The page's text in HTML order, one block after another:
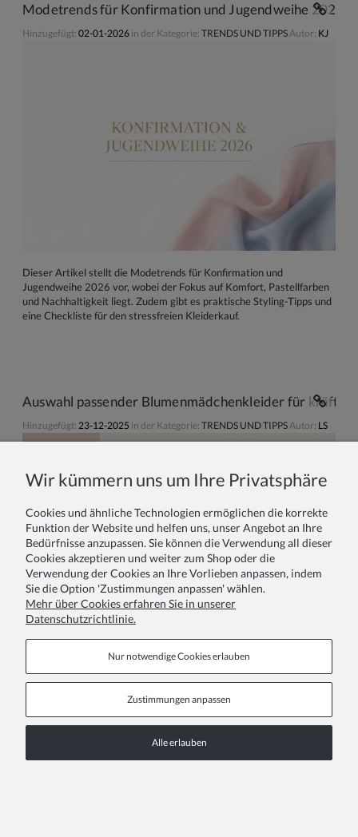
Modetrends für Konfirmation und Jugendweihe 2026:
Hinzugefügt: 02-01-2026 in der Kategorie: TRENDS UND TIPPS Autor: KJ
Dieser Artikel stellt die Modetrends für Konfirmation und
Jugendweihe 2026 vor, wobei der Fokus auf Komfort, Pastellfarben
und Nachhaltigkeit liegt. Zudem gibt es praktische Styling-Tipps und
eine Checkliste für den stressfreien Kleiderkauf.
Auswahl passender Blumenmädchenkleider für
Hinzugefügt: 23-12-2025 in der Kategorie: TRENDS UND TIPPS Autor: LS
Dieser Artikel zeigt, wie man das perfekte Blumenmädchenkleid für
Tipps zu Stoffen, vorteilhaften Schnitten wie der Empire-Taille und
stärkt das Selbstbewusstsein der Kinder.
Wir kümmern uns um Ihre Privatsphäre
Cookies und ähnliche Technologien ermöglichen die korrekte
Funktion der Website und helfen uns, unser Angebot an Ihre
Bedürfnisse anzupassen. Sie können die Verwendung all dieser
Cookies akzeptieren und weiter zum Shop oder die
Verwendung der Cookies an Ihre Vorlieben anpassen, indem
Sie die Option 'Zustimmungen anpassen' wählen.
Mehr über Cookies erfahren Sie in unserer
Datenschutzrichtlinie.
Nur notwendige Cookies erlauben
Zustimmungen anpassen
Alle erlauben